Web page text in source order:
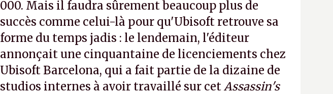
000. Mais il faudra sûrement beaucoup plus de
succès comme celui-là pour qu'Ubisoft retrouve sa
forme du temps jadis : le lendemain, l'éditeur
annonçait une cinquantaine de licenciements chez
Ubisoft Barcelona, qui a fait partie de la dizaine de
studios internes à avoir travaillé sur cetAssassin's